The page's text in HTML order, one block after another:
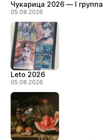
Чукарица 2026 — I группа
05.08.2026
Leto 2026
05.08.2026